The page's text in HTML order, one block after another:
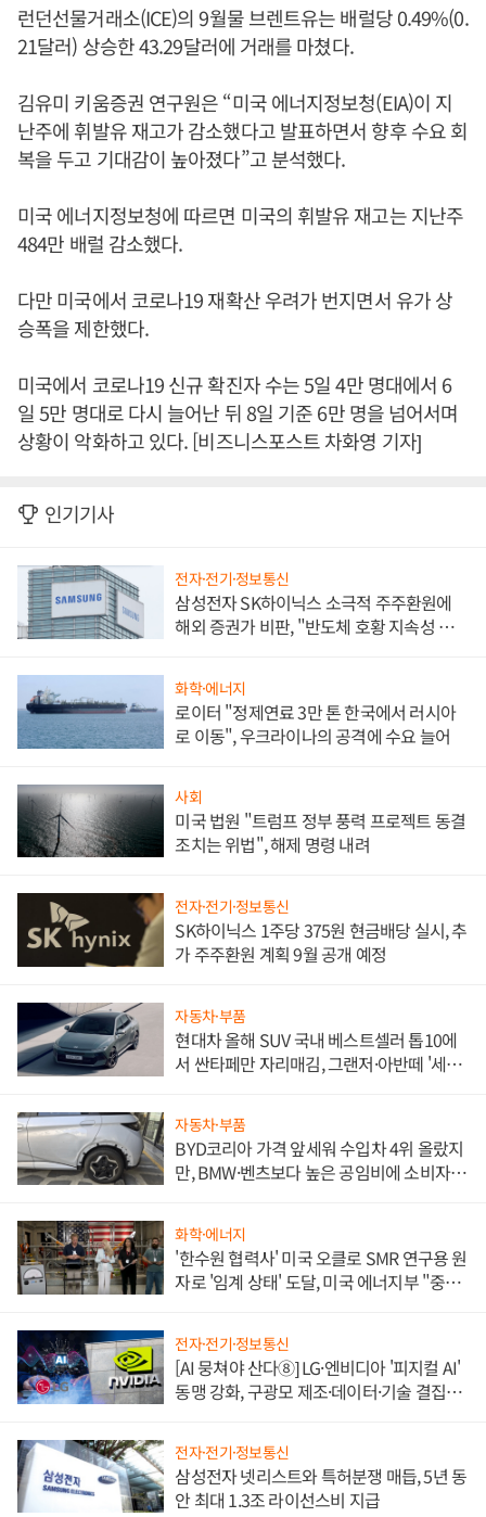
런던선물거래소(ICE)의 9월물 브렌트유는 배럴당 0.49%(0.
21달러) 상승한 43.29달러에 거래를 마쳤다.
김유미 키움증권 연구원은 “미국 에너지정보청(EIA)이 지
난주에 휘발유 재고가 감소했다고 발표하면서 향후 수요 회
복을 두고 기대감이 높아졌다”고 분석했다.
미국 에너지정보청에 따르면 미국의 휘발유 재고는 지난주
484만 배럴 감소했다.
다만 미국에서 코로나19 재확산 우려가 번지면서 유가 상
승폭을 제한했다.
미국에서 코로나19 신규 확진자 수는 5일 4만 명대에서 6
일 5만 명대로 다시 늘어난 뒤 8일 기준 6만 명을 넘어서며
상황이 악화하고 있다. [비즈니스포스트 차화영 기자]
인기기사
전자·전기·정보통신
삼성전자 SK하이닉스 소극적 주주환원에
해외 증권가 비판, "반도체 호황 지속성 의
화학·에너지
로이터 "정제연료 3만 톤 한국에서 러시아
로 이동", 우크라이나의 공격에 수요 늘어
사회
미국 법원 "트럼프 정부 풍력 프로젝트 동결
조치는 위법", 해제 명령 내려
전자·전기·정보통신
SK하이닉스 1주당 375원 현금배당 실시, 추
가 주주환원 계획 9월 공개 예정
자동차·부품
현대차 올해 SUV 국내 베스트셀러 톱10에
서 싼타페만 자리매김, 그랜저·아반떼 '세단
자동차·부품
BYD코리아 가격 앞세워 수입차 4위 올랐지
만, BMW·벤츠보다 높은 공임비에 소비자
화학·에너지
'한수원 협력사' 미국 오클로 SMR 연구용 원
자로 '임계 상태' 도달, 미국 에너지부 "중요
전자·전기·정보통신
[AI 뭉쳐야 산다⑧] LG·엔비디아 '피지컬 AI'
동맹 강화, 구광모 제조·데이터·기술 결집
전자·전기·정보통신
삼성전자 넷리스트와 특허분쟁 매듭, 5년 동
안 최대 1.3조 라이선스비 지급